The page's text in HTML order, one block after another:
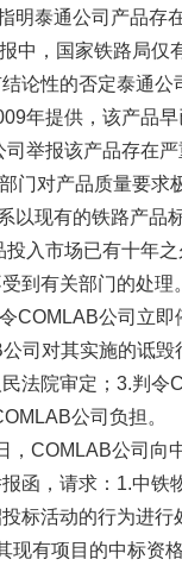
明泰通公司产品存
中，国家铁路局仅
论性的否定泰通公
年提供，该产品
举报该产品存在
门对产品质量要求
以现有的铁路产品
入市场已有十年
到有关部门的处理
COMLAB公司立即
司对其实施的诋
法院审定；3.判令
公司负担。
COMLAB公司向
函，请求：1.中铁
标活动的行为进行
现有项目的中标资